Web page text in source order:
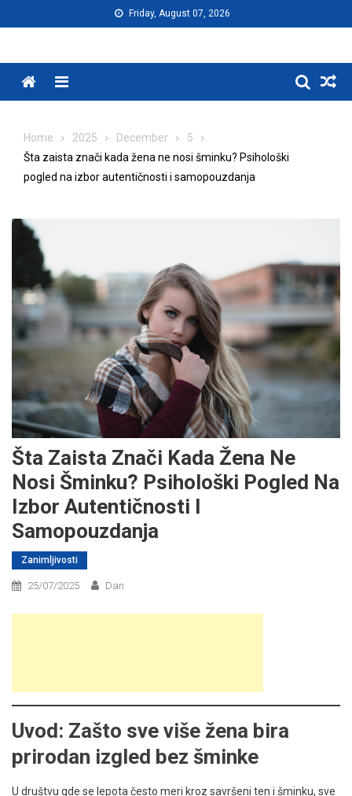
to
Friday, August 07, 2026
Menu
Home 2025 December
5
Šta zaista znači kada žena ne nosi šminku? Psihološki
pogled na izbor autentičnosti i samopouzdanja
Šta Zaista Znači Kada Žena Ne
Nosi Šminku? Psihološki Pogled Na
Izbor Autentičnosti I
Samopouzdanja
Zanimljivosti
25/07/2025 Dan
Uvod: Zašto sve više žena bira
prirodan izgled bez šminke
U društvu gde se lepota često meri kroz savršeni ten i šminku, sve